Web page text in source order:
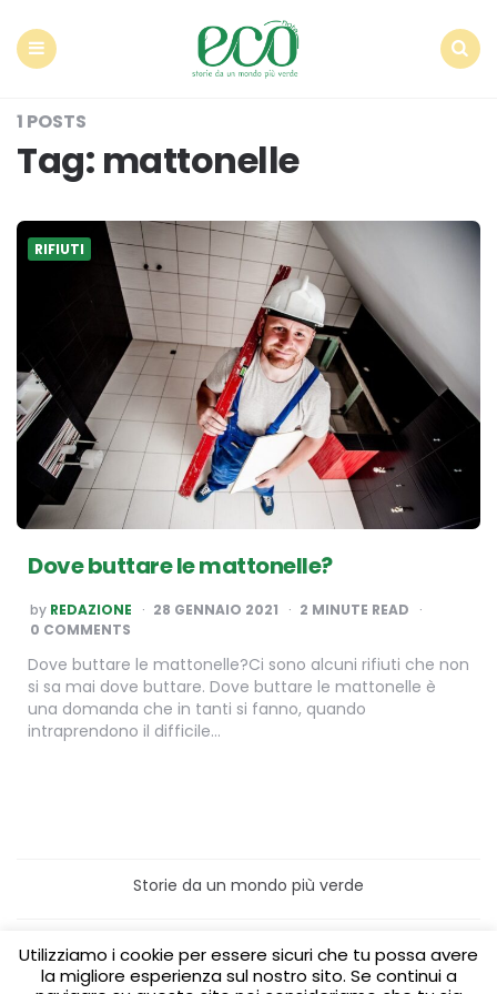
1 POSTS
Tag: mattonelle
RIFIUTI
Dove buttare le mattonelle?
POSTED
BY
by REDAZIONE 28 GENNAIO 2021 2 MINUTE READ
0 COMMENTS
Dove buttare le mattonelle?Ci sono alcuni rifiuti che non
si sa mai dove buttare. Dove buttare le mattonelle è
una domanda che in tanti si fanno, quando
intraprendono il difficile…
Storie da un mondo più verde
Home
Turismo sostenibile
Laboratori/Visite per le scuole
Green content per aziende Media Partner
Utilizziamo i cookie per essere sicuri che tu possa avere
la migliore esperienza sul nostro sito. Se continui a